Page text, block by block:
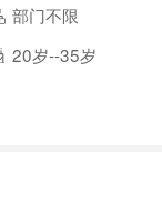
部门不限
20岁--35岁